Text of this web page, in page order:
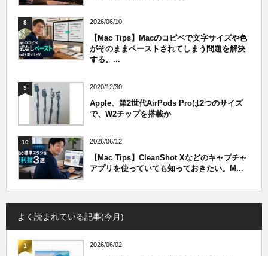
8 2026/06/10
【Mac Tips】Macのコピペで文字サイズや色
がそのままペーストされてしまう問題を解決
する。...
9 2020/12/30
Apple、第2世代AirPods Proは2つのサイズ
で、W2チップを搭載か
10 2026/06/12
【Mac Tips】CleanShot Xなどのキャプチャ
アプリを使っていても知っておきたい。M...
よく読まれている記事(今月)
1 2026/06/02